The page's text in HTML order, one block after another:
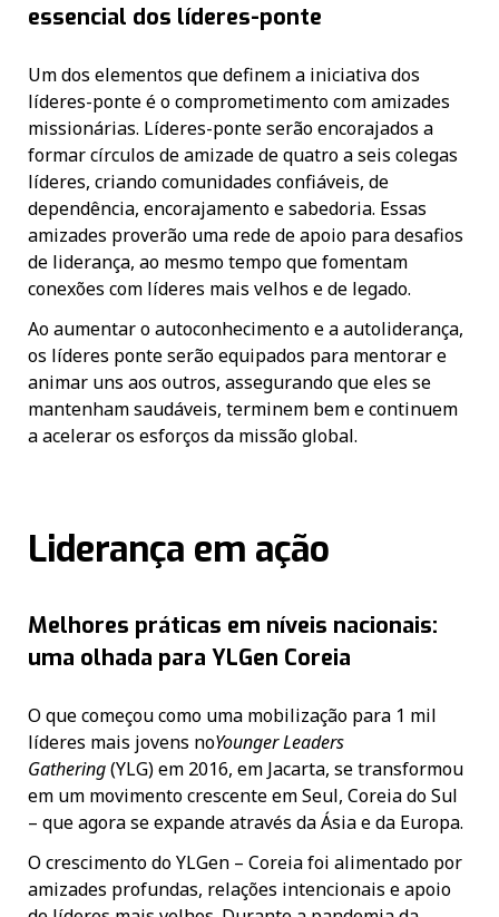
essencial dos líderes-ponte
Um dos elementos que definem a iniciativa dos
líderes-ponte é o comprometimento com amizades
missionárias. Líderes-ponte serão encorajados a
formar círculos de amizade de quatro a seis colegas
líderes, criando comunidades confiáveis, de
dependência, encorajamento e sabedoria. Essas
amizades proverão uma rede de apoio para desafios
de liderança, ao mesmo tempo que fomentam
conexões com líderes mais velhos e de legado.
Ao aumentar o autoconhecimento e a autoliderança,
os líderes ponte serão equipados para mentorar e
animar uns aos outros, assegurando que eles se
mantenham saudáveis, terminem bem e continuem
a acelerar os esforços da missão global.
Liderança em ação
Melhores práticas em níveis nacionais:
uma olhada para YLGen Coreia
O que começou como uma mobilização para 1 mil
líderes mais jovens noYounger Leaders
Gathering(YLG) em 2016, em Jacarta, se transformou
em um movimento crescente em Seul, Coreia do Sul
– que agora se expande através da Ásia e da Europa.
O crescimento do YLGen – Coreia foi alimentado por
amizades profundas, relações intencionais e apoio